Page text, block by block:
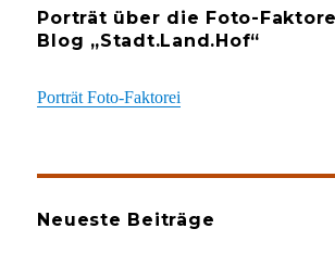
Porträt über die Foto-
Blog „Stadt.Land.Hof“
Porträt Foto-Faktorei
Neueste Beiträge